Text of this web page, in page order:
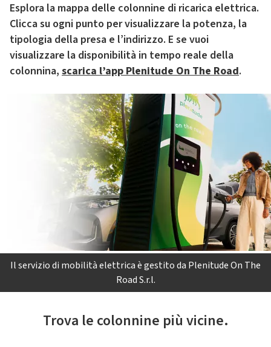
Esplora la mappa delle colonnine di ricarica elettrica.
Clicca su ogni punto per visualizzare la potenza, la
tipologia della presa e l’indirizzo. E se vuoi
visualizzare la disponibilità in tempo reale della
colonnina, scarica l’app Plenitude On The Road.
Il servizio di mobilità elettrica è gestito da Plenitude On The
Road S.r.l.
Trova le colonnine più vicine.